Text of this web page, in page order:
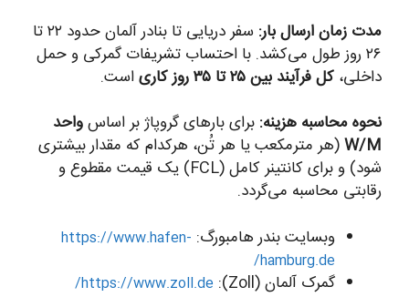
مدت زمان ارسال بار:
سفر دریایی تا بنادر آلمان حدود ۲۲ تا
۲۶ روز طول می‌کشد. با احتساب تشریفات گمرکی و حمل
داخلی، کل فرآیند بین ۲۵ تا ۳۵ روز کاری
است.
نحوه محاسبه هزینه: برای بارهای گروپاژ بر اساسواحد
W/M(هر مترمکعب یا هر تُن، هرکدام که مقدار بیشتری
شود) و برای کانتینر کامل (FCL) یک قیمت مقطوع و
رقابتی محاسبه می‌گردد.
وبسایت بندر هامبورگ: https://www.hafen-
hamburg.de/
گمرک آلمان (Zoll): https://www.zoll.de/